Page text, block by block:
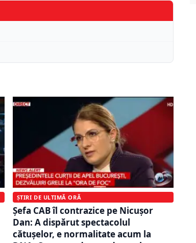
ȘTIRI DE ULTIMĂ ORĂ
Șefa CAB îl contrazice pe Nicușor
Dan: A dispărut spectacolul
cătușelor, e normalitate acum la